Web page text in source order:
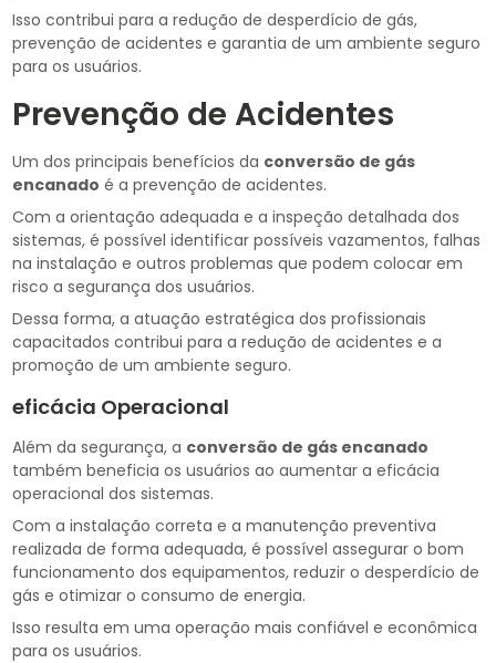
Isso contribui para a redução de desperdício de gás,
prevenção de acidentes e garantia de um ambiente seguro
para os usuários.
Prevenção de Acidentes
Um dos principais benefícios da conversão de gás
encanado é a prevenção de acidentes.
Com a orientação adequada e a inspeção detalhada dos
sistemas, é possível identificar possíveis vazamentos, falhas
na instalação e outros problemas que podem colocar em
risco a segurança dos usuários.
Dessa forma, a atuação estratégica dos profissionais
capacitados contribui para a redução de acidentes e a
promoção de um ambiente seguro.
eficácia Operacional
Além da segurança, a conversão de gás encanado
também beneficia os usuários ao aumentar a eficácia
operacional dos sistemas.
Com a instalação correta e a manutenção preventiva
realizada de forma adequada, é possível assegurar o bom
funcionamento dos equipamentos, reduzir o desperdício de
gás e otimizar o consumo de energia.
Isso resulta em uma operação mais confiável e econômica
para os usuários.